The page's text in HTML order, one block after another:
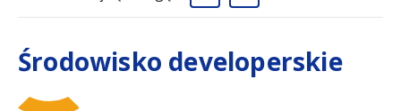
Środowisko developerskie